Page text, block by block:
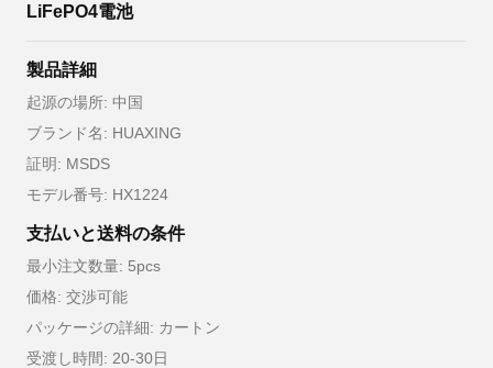
LiFePO4電池
製品詳細
起源の場所: 中国
ブランド名: HUAXING
証明: MSDS
モデル番号: HX1224
支払いと送料の条件
最小注文数量: 5pcs
価格: 交渉可能
パッケージの詳細: カートン
受渡し時間: 20-30日